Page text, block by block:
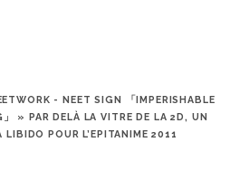
- NEET SIGN 「IMPERISHABLE
» PAR DELÀ LA VITRE DE LA 2D, UN
LIBIDO POUR L’EPITANIME 2011